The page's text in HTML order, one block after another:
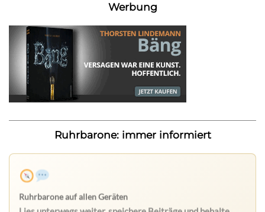
Werbung
Ruhrbarone: immer informiert
Ruhrbarone auf allen Geräten
Lies unterwegs weiter, speichere Beiträge und behalte